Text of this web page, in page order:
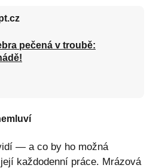
pečená v troubě:
— a co by ho možná
každodenní práce. Mrázová